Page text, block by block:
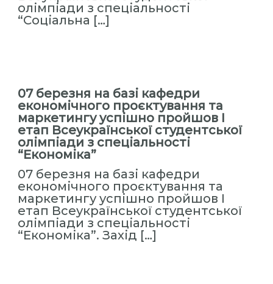
олімпіади з спеціальності
“Соціальна […]
07 березня на базі кафедри
економічного проєктування та
маркетингу успішно пройшов І
етап Всеукраїнської студентської
олімпіади з спеціальності
“Економіка”
07 березня на базі кафедри
економічного проєктування та
маркетингу успішно пройшов І
етап Всеукраїнської студентської
олімпіади з спеціальності
“Економіка”. Захід […]